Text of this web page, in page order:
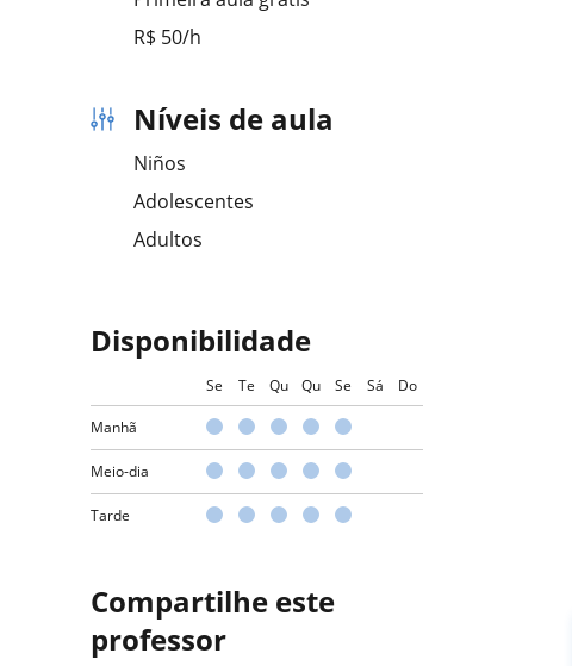
R$ 50/h
Níveis de aula
Niños
Adolescentes
Adultos
Disponibilidade
Se Te Qu Qu Se Sá Do
Manhã
Meio-dia
Tarde
Compartilhe este
professor